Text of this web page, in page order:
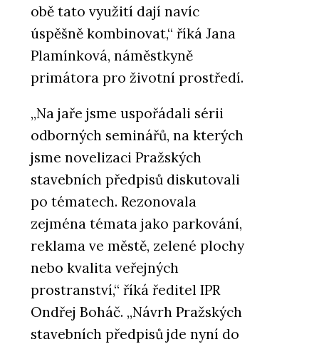
obě tato využití dají navíc
úspěšně kombinovat,“ říká Jana
Plamínková, náměstkyně
primátora pro životní prostředí.
„Na jaře jsme uspořádali sérii
odborných seminářů, na kterých
jsme novelizaci Pražských
stavebních předpisů diskutovali
po tématech. Rezonovala
zejména témata jako parkování,
reklama ve městě, zelené plochy
nebo kvalita veřejných
prostranství,“ říká ředitel IPR
Ondřej Boháč. „Návrh Pražských
stavebních předpisů jde nyní do